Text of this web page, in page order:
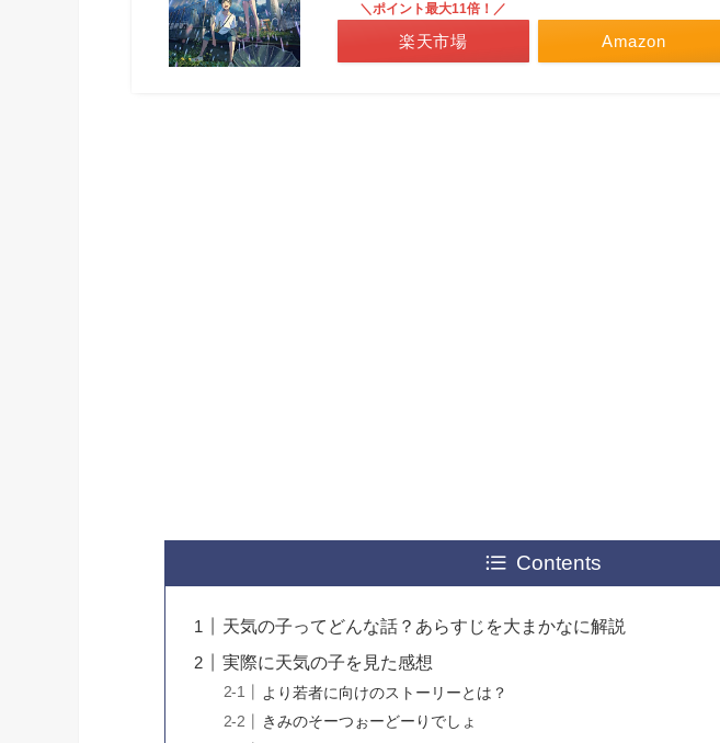
Amazon
＼ポイント最大11倍！／
楽天市場
Contents
天気の子ってどんな話？あらすじを大まかなに解説
実際に天気の子を見た感想
より若者に向けのストーリーとは？
きみのそーつぉーどーりでしょ